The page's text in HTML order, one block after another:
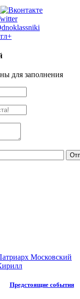
для заполнения
Московский
Предстоящие события